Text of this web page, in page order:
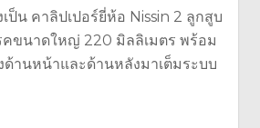
ป็น คาลิปเปอร์ยี่ห้อ Nissin 2 ลูกสูบ
คขนาดใหญ่ 220 มิลลิเมตร พร้อม
ด้านหน้าและด้านหลังมาเต็มระบบ